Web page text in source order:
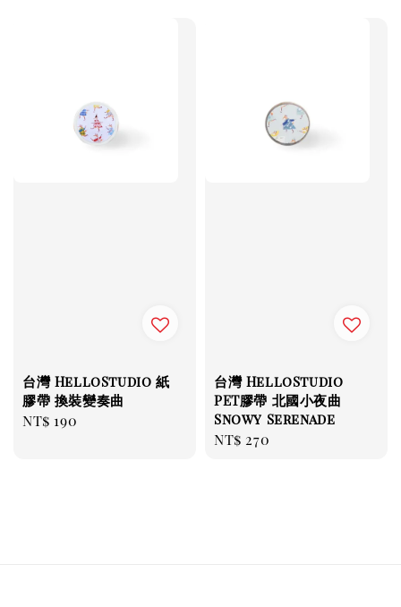
台灣 HelloStudio 紙
膠帶 換裝變奏曲
Regular
NT$ 190
台灣 HelloStudio
PET膠帶 北國小夜曲
Snowy Serenade
Regular
NT$ 270